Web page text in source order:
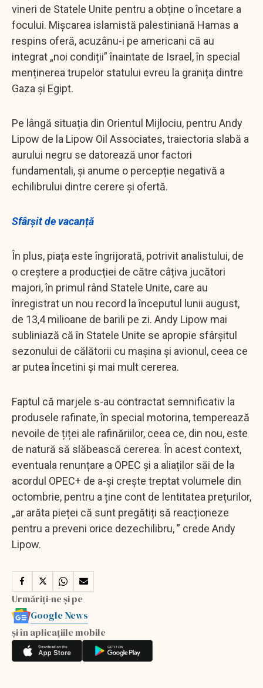
vineri de Statele Unite pentru a obține o încetare a
focului. Mișcarea islamistă palestiniană Hamas a
respins oferă, acuzânu-i pe americani că au
integrat „noi condiții” înaintate de Israel, în special
menținerea trupelor statului evreu la granița dintre
Gaza și Egipt.
Pe lângă situația din Orientul Mijlociu, pentru Andy
Lipow de la Lipow Oil Associates, traiectoria slabă a
aurului negru se datorează unor factori
fundamentali, și anume o percepție negativă a
echilibrului dintre cerere și ofertă.
Sfârșit de vacanță
În plus, piața este îngrijorată, potrivit analistului, de
o creștere a producției de către câțiva jucători
majori, în primul rând Statele Unite, care au
înregistrat un nou record la începutul lunii august,
de 13,4 milioane de barili pe zi. Andy Lipow mai
subliniază că în Statele Unite se apropie sfârșitul
sezonului de călătorii cu mașina și avionul, ceea ce
ar putea încetini și mai mult cererea.
Faptul că marjele s-au contractat semnificativ la
produsele rafinate, în special motorina, temperează
nevoile de țiței ale rafinăriilor, ceea ce, din nou, este
de natură să slăbească cererea. În acest context,
eventuala renunțare a OPEC și a aliaților săi de la
acordul OPEC+ de a-și crește treptat volumele din
octombrie, pentru a ține cont de lentitatea prețurilor,
„ar arăta pieței că sunt pregătiți să reacționeze
pentru a preveni orice dezechilibru, ” crede Andy
Lipow.
Urmăriți-ne și pe
Google News
și în aplicațiile mobile